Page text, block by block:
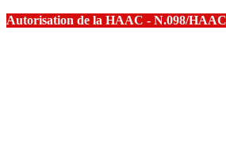
Autorisation de la HAAC - N.098/